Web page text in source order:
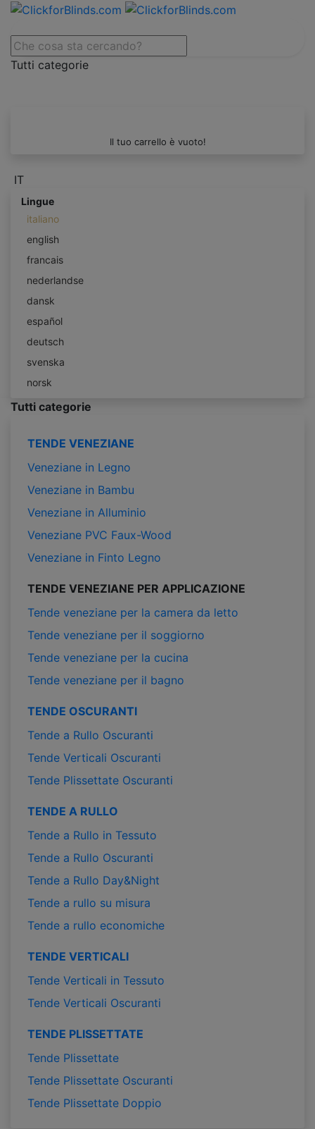
Tutti categorie
Il tuo carrello è vuoto!
IT
Lingue
italiano
english
francais
nederlandse
dansk
español
deutsch
svenska
norsk
Tutti categorie
TENDE VENEZIANE
Veneziane in Legno
Veneziane in Bambu
Veneziane in Alluminio
Veneziane PVC Faux-Wood
Veneziane in Finto Legno
TENDE VENEZIANE PER APPLICAZIONE
Tende veneziane per la camera da letto
Tende veneziane per il soggiorno
Tende veneziane per la cucina
Tende veneziane per il bagno
TENDE OSCURANTI
Tende a Rullo Oscuranti
Tende Verticali Oscuranti
Tende Plissettate Oscuranti
TENDE A RULLO
Tende a Rullo in Tessuto
Tende a Rullo Oscuranti
Tende a Rullo Day&Night
Tende a rullo su misura
Tende a rullo economiche
TENDE VERTICALI
Tende Verticali in Tessuto
Tende Verticali Oscuranti
TENDE PLISSETTATE
Tende Plissettate
Tende Plissettate Oscuranti
Tende Plissettate Doppio